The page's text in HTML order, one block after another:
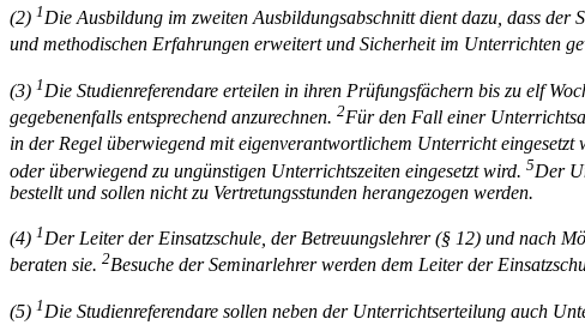
(2) 1 Die Ausbildung im zweiten Ausbildungsabschnitt dient dazu, dass
und methodischen Erfahrungen erweitert und Sicherheit im Unterrichten
(3) 1 Die Studienreferendare erteilen in ihren Prüfungsfächern bis zu elf
gegebenenfalls entsprechend anzurechnen. 2Für den Fall einer
in der Regel überwiegend mit eigenverant­wortlichem Unterricht eingesetzt
oder überwie­gend zu ungünstigen Unterrichtszeiten eingesetzt wird. 5Der
bestellt und sollen nicht zu Vertretungsstunden herangezogen werden.
(4) 1 Der Leiter der Einsatzschule, der Betreuungslehrer (§ 12) und nach
beraten sie. 2Besuche der Seminarlehrer werden dem Leiter der
(5) 1 Die Studienreferendare sollen neben der Unterrichtserteilung auch